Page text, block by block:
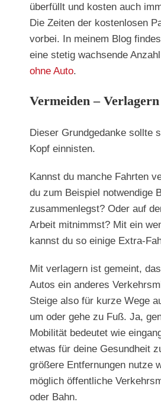
überfüllt und kosten auch
Die Zeiten der kostenlosen
vorbei. In meinem Blog
eine stetig wachsende
ohne Auto.
Vermeiden –
Dieser Grundgedanke sollte
Kopf einnisten.
Kannst du manche Fahrten
du zum Beispiel notwendige
zusammenlegst? Oder auf
Arbeit mitnimmst? Mit ein
kannst du so einige Extra-
Mit verlagern ist gemeint,
Autos ein anderes
Steige also für kurze Wege
um oder gehe zu Fuß. Ja,
Mobilität bedeutet wie
etwas für deine Gesundheit
größere Entfernungen nutze
möglich öffentliche
oder Bahn.